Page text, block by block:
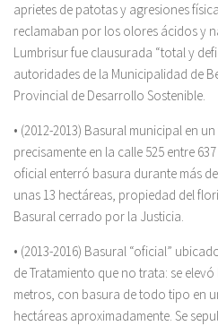
aprietes de patotas y agresiones
reclamaban por los olores ácidos y
Lumbrisur fue clausurada “total y
autoridades de la Municipalidad de
Provincial de Desarrollo Sostenible.
• (2012-2013) Basural municipal en
precisamente en la calle 525 entre
oficial enterró basura durante más
unas 13 hectáreas, propiedad del
Basural cerrado por la Justicia.
• (2013-2016) Basural “oficial”
de Tratamiento que no trata: se
metros, con basura de todo tipo en
hectáreas aproximadamente. Se